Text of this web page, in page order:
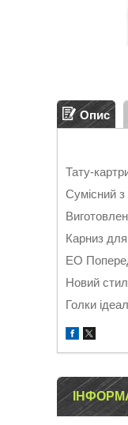
Опис
Тату-
Сумісний
Карниз
ЕО
Новий
Голки